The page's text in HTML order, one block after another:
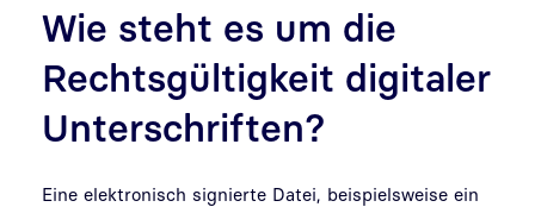
Wie steht es um die
Rechtsgültigkeit digitaler
Unterschriften?
Eine elektronisch signierte Datei, beispielsweise ein